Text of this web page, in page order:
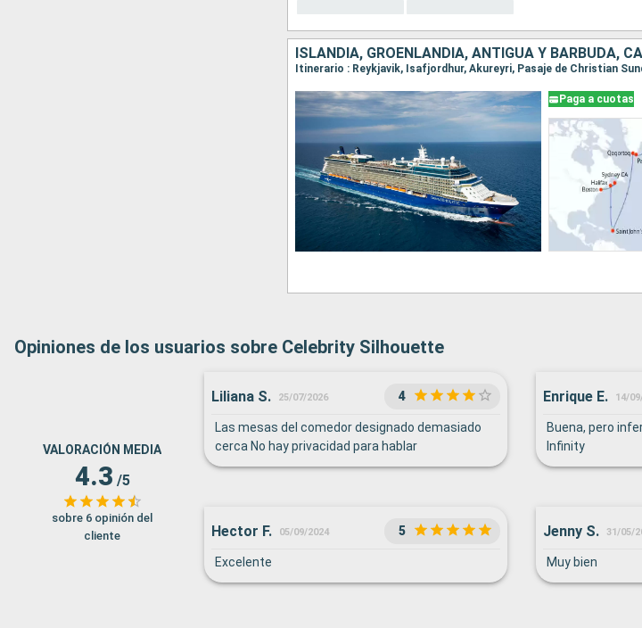
ISLANDIA, GROENLANDIA, ANTIGUA Y BARBUDA,
Paga a cuotas
Opiniones de los usuarios sobre Celebrity Silhouette
VALORACIÓN MEDIA
4.3 /5
sobre 6 opinión del
cliente
Liliana S. 25/07/2026 4
Las mesas del comedor designado demasiado
cerca No hay privacidad para hablar
Enrique E. 14/
Buena, pero
Infinity
Hector F. 05/09/2024 5
Excelente
Jenny S. 31/05/
Muy bien